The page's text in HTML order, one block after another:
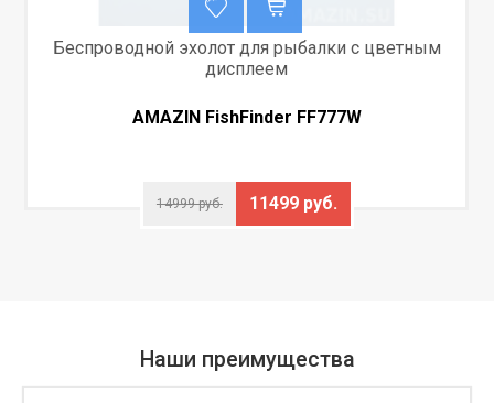
Беспроводной эхолот для рыбалки с цветным
дисплеем
AMAZIN FishFinder FF777W
14999 руб. 11499 руб.
Наши преимущества